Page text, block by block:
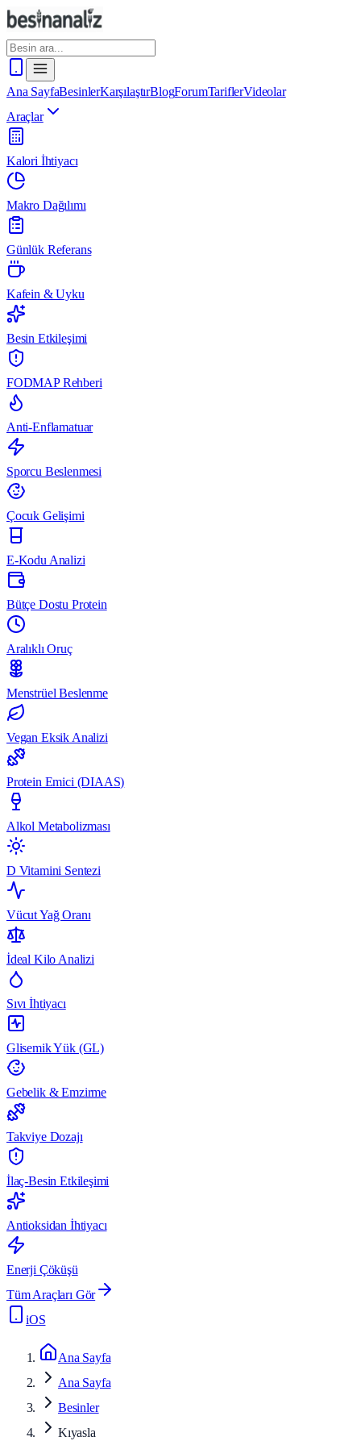
Ana SayfaBesinlerKarşılaştırBlogForumTariflerVideolar
Araçlar
Kalori İhtiyacı
Makro Dağılımı
Günlük Referans
Kafein & Uyku
Besin Etkileşimi
FODMAP Rehberi
Anti-Enflamatuar
Sporcu Beslenmesi
Çocuk Gelişimi
E-Kodu Analizi
Bütçe Dostu Protein
Aralıklı Oruç
Menstrüel Beslenme
Vegan Eksik Analizi
Protein Emici (DIAAS)
Alkol Metabolizması
D Vitamini Sentezi
Vücut Yağ Oranı
İdeal Kilo Analizi
Sıvı İhtiyacı
Glisemik Yük (GL)
Gebelik & Emzirme
Takviye Dozajı
İlaç-Besin Etkileşimi
Antioksidan İhtiyacı
Enerji Çöküşü
Tüm Araçları Gör
iOS
Ana Sayfa
Ana Sayfa
Besinler
Kıyasla